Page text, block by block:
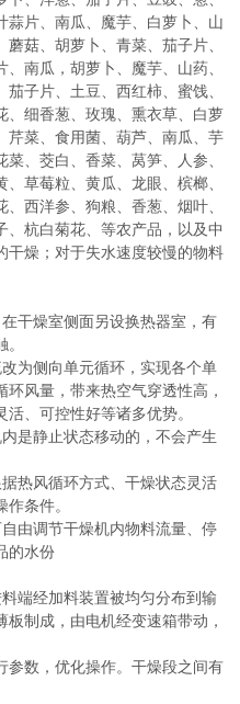
蒜片、南瓜、魔芋、白萝卜、山
菇、胡萝卜、青菜、茄子片、
南瓜，胡萝卜、魔芋、山药、
子片、土豆、西红柿、蜜饯、
、细香葱、玫瑰、熏衣草、白萝
芹菜、食用菌、葫芦、南瓜、芋
、茭白、香菜、莴笋、人参、
草莓粒、黄瓜、龙眼、槟榔、
西洋参、狗粮、香葱、烟叶、
、杭白菊花、等农产品，以及中
干燥；对于失水速度较慢的物料
干燥室侧面另设换热器室，有
为侧向单元循环，实现各个单
风量，带来热空气穿透性高，
、可控性好等诸多优势。
是静止状态移动的，不会产生
热风循环方式、干燥状态灵活
条件。
由调节干燥机内物料流量、停
的水份
端经加料装置被均匀分布到输
制成，由电机经变速箱带动，
参数，优化操作。干燥段之间有